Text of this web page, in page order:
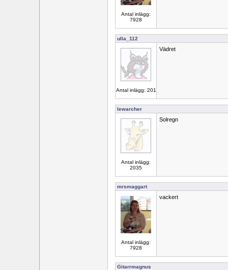
Antal inlägg:
7928
ulla_112
Antal inlägg: 201
Vädret
lewarcher
Antal inlägg:
2035
Solregn
mrsmaggart
Antal inlägg:
7928
vackert
Gitarrmagnus